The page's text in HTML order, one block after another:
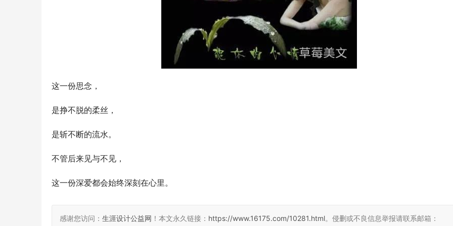
这一份思念，
是挣不脱的柔丝，
是斩不断的流水。
不管后来见与不见，
这一份深爱都会始终深刻在心里。
感谢您访问： 生涯设计公益网 ！本文永久链接： https://www.16175.com/10281.html。侵删或不良信息举报请联系邮箱：